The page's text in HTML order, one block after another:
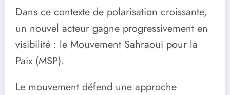
Dans ce contexte de polarisation croissante,
un nouvel acteur gagne progressivement en
visibilité : le Mouvement Sahraoui pour la
Paix (MSP).
Le mouvement défend une approche